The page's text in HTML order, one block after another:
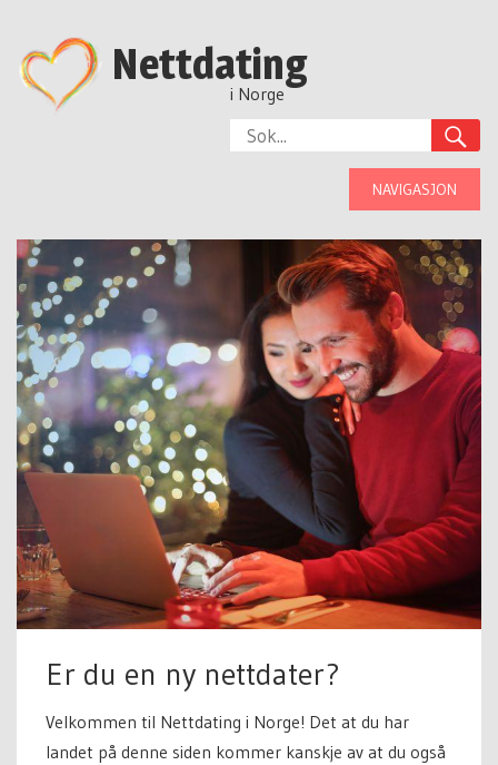
Nettdating
i Norge
NAVIGASJON
Er du en ny nettdater?
Velkommen til Nettdating i Norge! Det at du har
landet på denne siden kommer kanskje av at du også